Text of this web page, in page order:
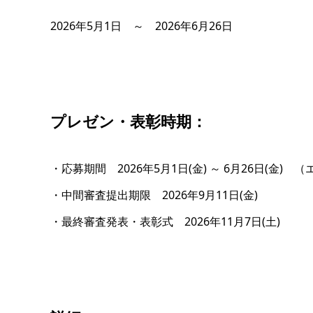
2026年5月1日 ～ 2026年6月26日
プレゼン・表彰時期：
・応募期間 2026年5月1日(金) ～ 6月26日(金) （エ
・中間審査提出期限 2026年9月11日(金)
・最終審査発表・表彰式 2026年11月7日(土)